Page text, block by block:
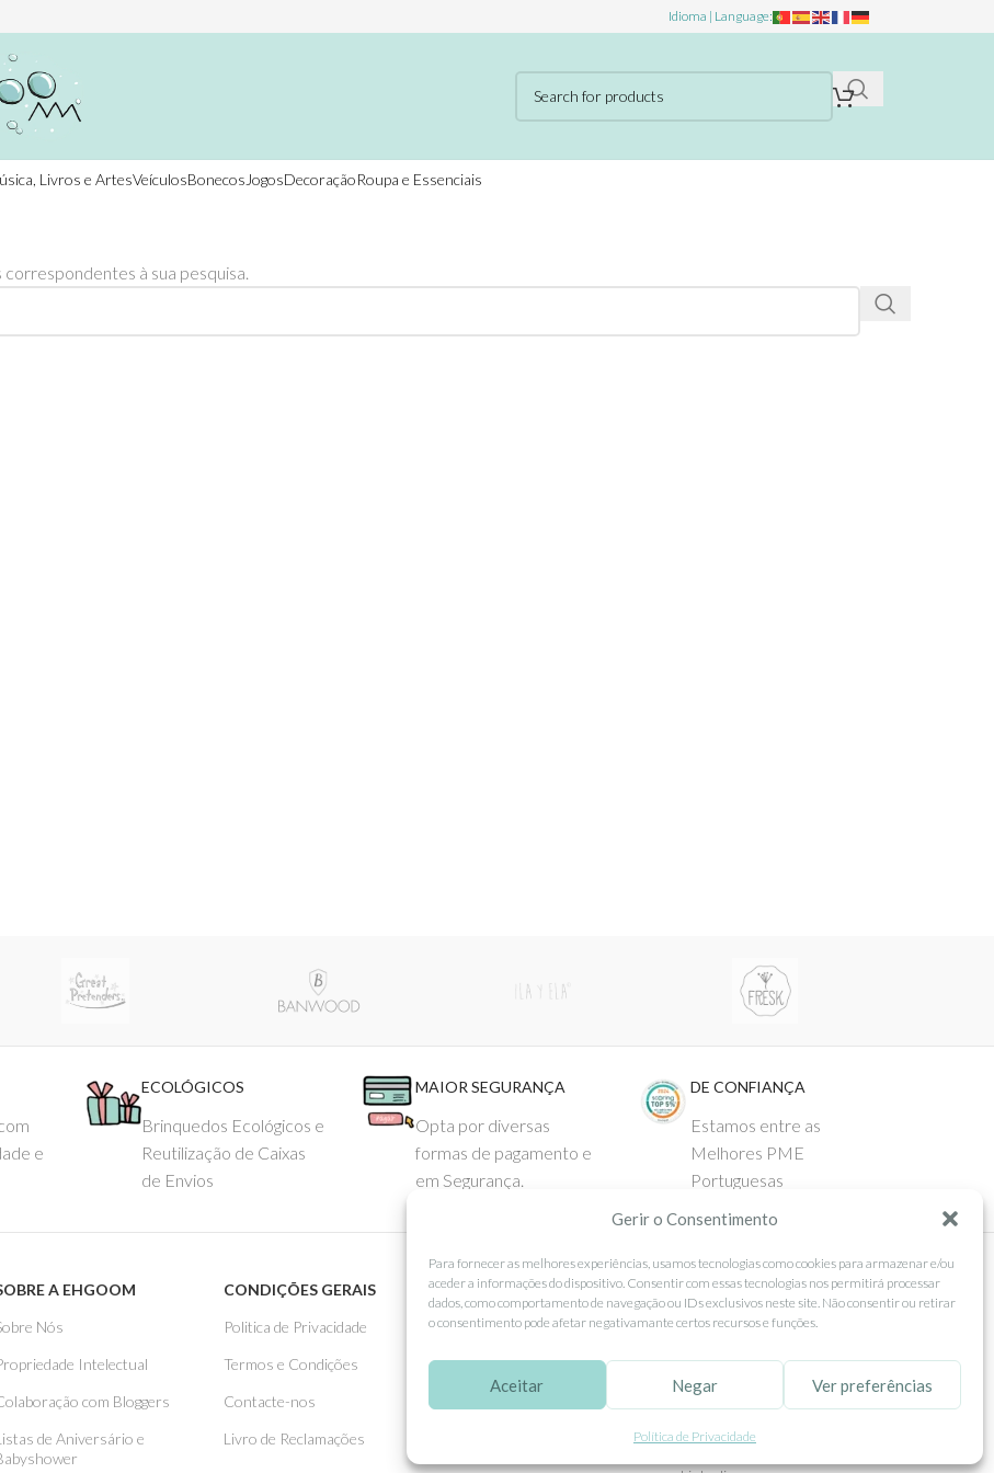
Gerir o Consentimento
Para fornecer as melhores experiências, usamos tecnologias como cookies para armazenar e/ou
aceder a informações do dispositivo. Consentir com essas tecnologias nos permitirá processar
dados, como comportamento de navegação ou IDs exclusivos neste site. Não consentir ou retirar
o consentimento pode afetar negativamante certos recursos e funções.
Aceitar Negar Ver preferências
Política de Privacidade
Idioma | Language:
Livros e ArtesVeículosBonecos JogosDecoraçãoRoupa e Essenciais
à sua pesquisa.
e
ECOLÓGICOS
Brinquedos Ecológicos e
Reutilização de Caixas
de Envios
MAIOR SEGURANÇA
Opta por diversas
formas de pagamento e
em Segurança.
DE CONFIANÇA
Estamos entre as
Melhores PME
Portuguesas
A EHGOOM
Nós
Intelectual
com Bloggers
de Aniversário e
CONDIÇÕES GERAIS
Politica de Privacidade
Termos e Condições
Contacte-nos
Livro de Reclamações
APOIO AO CLIENTE
Como Comprar
Pagamentos
SEGUE-NOS
Facebook
Instagram
Pinterest
X